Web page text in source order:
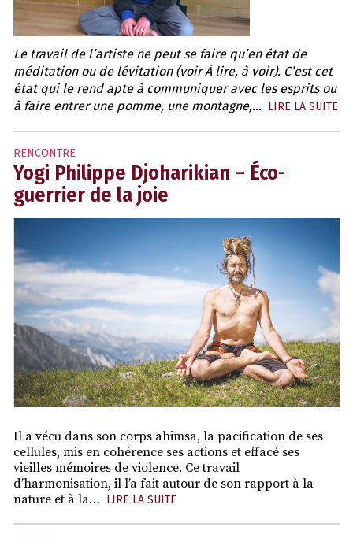
Le travail de l’artiste ne peut se faire qu’en état de
méditation ou de lévitation (voir À lire, à voir). C’est cet
état qui le rend apte à communiquer avec les esprits ou
à faire entrer une pomme, une montagne,... LIRE LA SUITE
RENCONTRE
Yogi Philippe Djoharikian – Éco-
guerrier de la joie
Il a vécu dans son corps ahimsa, la pacification de ses
cellules, mis en cohérence ses actions et effacé ses
vieilles mémoires de violence. Ce travail
d’harmonisation, il l’a fait autour de son rapport à la
nature et à la… LIRE LA SUITE